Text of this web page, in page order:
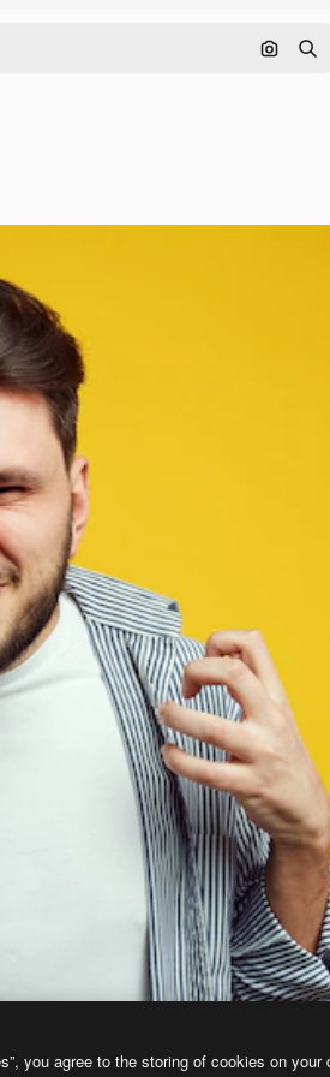
画像で検索
you agree to the storing of cookies on